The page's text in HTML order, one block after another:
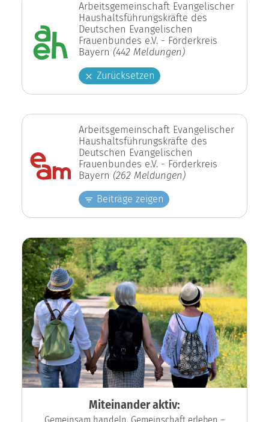
Arbeitsgemeinschaft Evangelischer
Haushaltsführungskräfte des
Deutschen Evangelischen
Frauenbundes e.V. - Förderkreis
Bayern (442 Meldungen)
Zurücksetzen
Arbeitsgemeinschaft Evangelischer
Haushaltsführungskräfte des
Deutschen Evangelischen
Frauenbundes e.V. - Förderkreis
Bayern (262 Meldungen)
Beiträge zeigen
Miteinander aktiv: